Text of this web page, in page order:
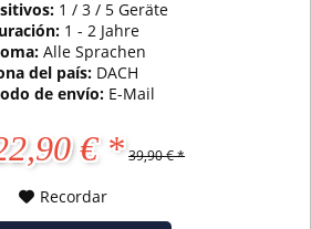
1 / 3 / 5 Geräte
1 - 2 Jahre
Alle Sprachen
del país: DACH
de envío: E-Mail
€ * 39,90 € *
Recordar